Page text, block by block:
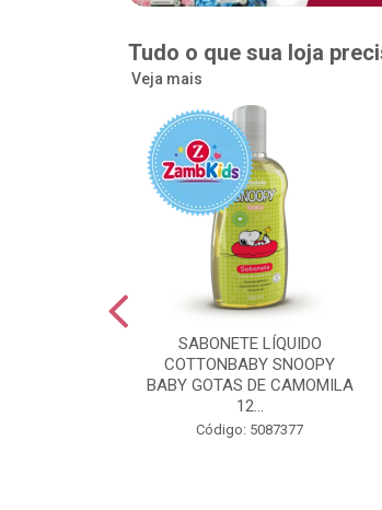
Tudo o que sua loja
Veja mais
SABONETE LÍQUIDO
COTTONBABY SNOOPY
BABY GOTAS DE CAMOMILA
12...
Código: 5087377